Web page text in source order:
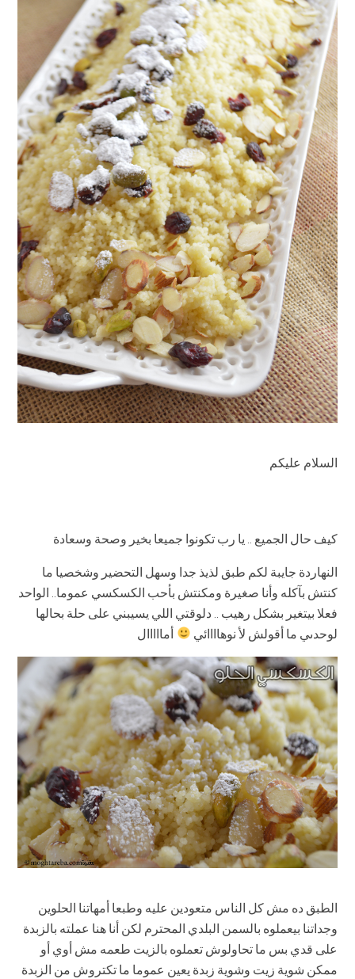
السلام عليكم
كيف حال الجميع .. يا رب تكونوا جميعا بخير وصحة وسعادة
النهاردة جايبة لكم طبق لذيذ جدا وسهل التحضير وشخصيا ما
كنتش بآكله وأنا صغيرة ومكنتش بأحب الكسكسي عموما.. الواحد
فعلا بيتغير بشكل رهيب .. دلوقتي اللي يسيبني على حلة بحالها
لوحدىي ما أقولش لأ نوهاااائي
أمااااال
الطبق ده مش كل الناس متعودين عليه وطبعا أمهاتنا الحلوين
وجداتنا بيعملوه بالسمن البلدي المحترم لكن أنا هنا عملته بالزبدة
على قدي بس ما تحاولوش تعملوه بالزيت طعمه مش أوي أو
ممكن شوية زيت وشوية زبدة يعين عموما ما تكتروش من الزبدة